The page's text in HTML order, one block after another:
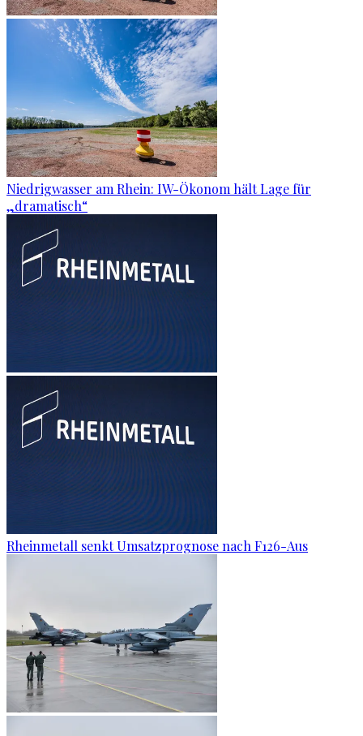
Niedrigwasser am Rhein: IW-Ökonom hält Lage für
„dramatisch“
Rheinmetall senkt Umsatzprognose nach F126-Aus